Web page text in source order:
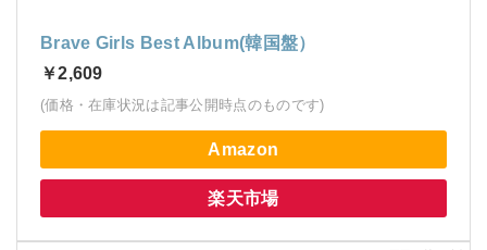
Brave Girls Best Album(韓国盤）
￥2,609
(価格・在庫状況は記事公開時点のものです)
Amazon
楽天市場